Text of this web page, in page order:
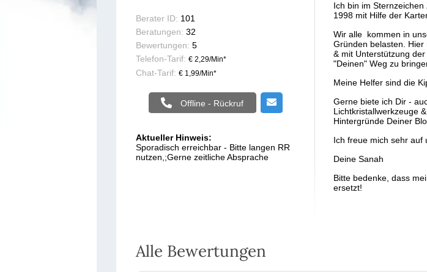
Berater ID: 101
Beratungen: 32
Bewertungen: 5
Telefon-Tarif: € 2,29/Min*
Chat-Tarif: € 1,99/Min*
Offline - Rückruf
Aktueller Hinweis:
Sporadisch erreichbar - Bitte langen RR
nutzen,;Gerne zeitliche Absprache ️
Ich bin im
1998 mit Hilfe der
Wir alle kommen in
Gründen belasten.
& mit Unterstützung
"Deinen" Weg zu
Meine Helfer sind die
Gerne biete ich Dir -
Lichtkristallwerkzeuge
Hintergründe Deiner
Ich freue mich sehr auf
Deine Sanah
Bitte bedenke, dass
ersetzt!
Alle Bewertungen